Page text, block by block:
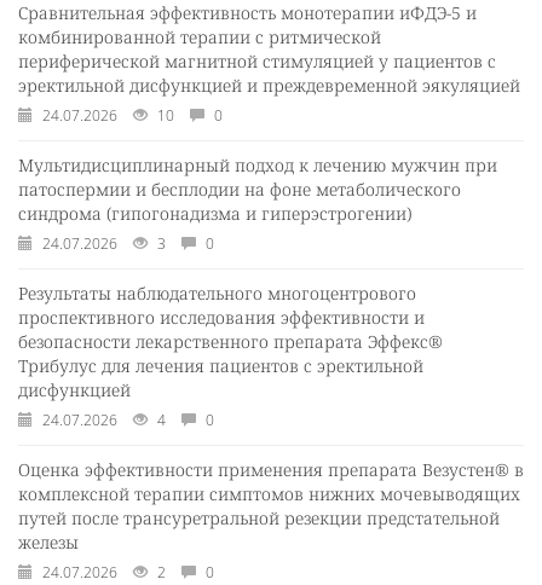
Сравнительная эффективность монотерапии иФДЭ-5 и
комбинированной терапии с ритмической
периферической магнитной стимуляцией у пациентов с
эректильной дисфункцией и преждевременной эякуляцией
24.07.2026 10 0
Мультидисциплинарный подход к лечению мужчин при
патоспермии и бесплодии на фоне метаболического
синдрома (гипогонадизма и гиперэстрогении)
24.07.2026 3 0
Результаты наблюдательного многоцентрового
проспективного исследования эффективности и
безопасности лекарственного препарата Эффекс®
Трибулус для лечения пациентов с эректильной
дисфункцией
24.07.2026 4 0
Оценка эффективности применения препарата Везустен® в
комплексной терапии симптомов нижних мочевыводящих
путей после трансуретральной резекции предстательной
железы
24.07.2026 2 0